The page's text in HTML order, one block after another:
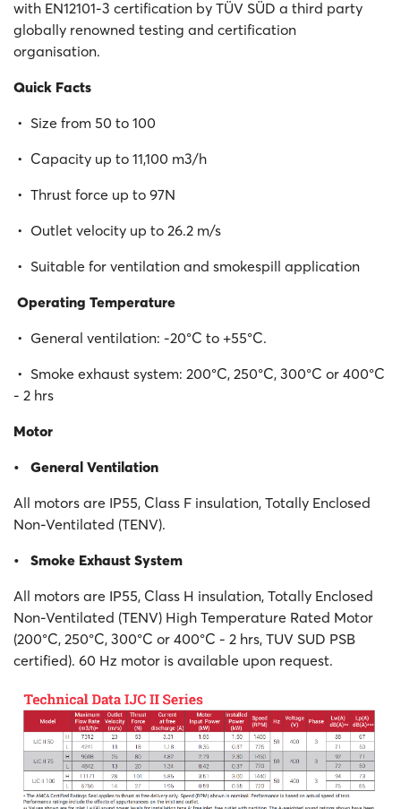
with EN12101-3 certification by TÜV SÜD a third party
globally renowned testing and certification
organisation.
Quick Facts
• Size from 50 to 100
• Capacity up to 11,100 m3/h
• Thrust force up to 97N
• Outlet velocity up to 26.2 m/s
• Suitable for ventilation and smokespill application
Operating Temperature
• General ventilation: -20°C to +55°C.
• Smoke exhaust system: 200°C, 250°C, 300°C or 400°C
- 2 hrs
Motor
• General Ventilation
All motors are IP55, Class F insulation, Totally Enclosed
Non-Ventilated (TENV).
• Smoke Exhaust System
All motors are IP55, Class H insulation, Totally Enclosed
Non-Ventilated (TENV) High Temperature Rated Motor
(200°C, 250°C, 300°C or 400°C - 2 hrs, TUV SUD PSB
certified). 60 Hz motor is available upon request.